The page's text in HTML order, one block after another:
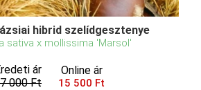
hibrid szelídgesztenye
sativa x mollissima 'Marsol'
ár
000 Ft
Online ár
15 500 Ft